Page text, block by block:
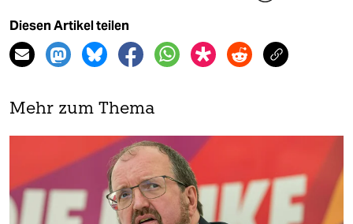
Diesen Artikel teilen
Mehr zum Thema